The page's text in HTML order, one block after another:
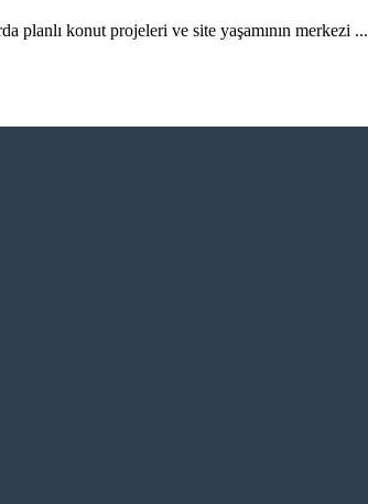
planlı konut projeleri ve site yaşamının merkezi ...